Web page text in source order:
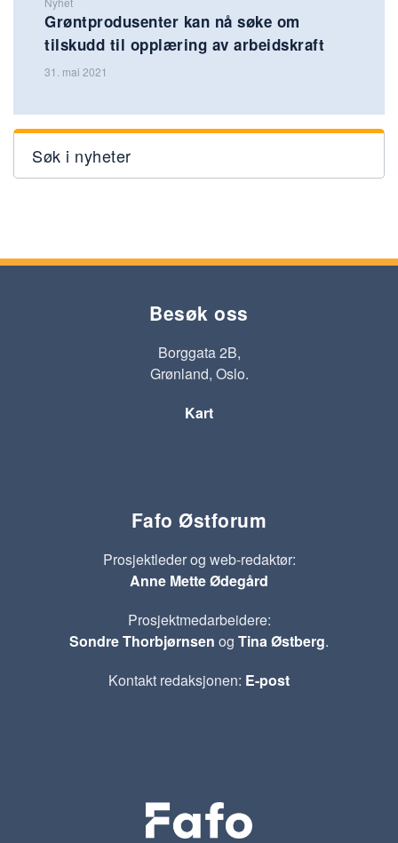
Grøntprodusenter kan nå søke om
tilskudd til opplæring av arbeidskraft
31. mai 2021
Søk i nyheter
Besøk oss
Borggata 2B,
Grønland, Oslo.
Kart
Fafo Østforum
Prosjektleder og web-redaktør:
Anne Mette Ødegård
Prosjektmedarbeidere:
Sondre Thorbjørnsen og Tina Østberg.
Kontakt redaksjonen: E-post